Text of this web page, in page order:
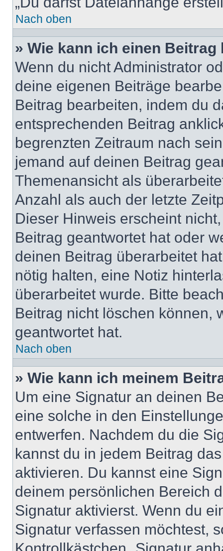
Nach oben
» Wie kann ich einen
Wenn du nicht Administrator
deine eigenen Beiträge
Beitrag bearbeiten, indem du
entsprechenden Beitrag
begrenzten Zeitraum nach
jemand auf deinen Beitrag
Themenansicht als
Anzahl als auch der letzte
Dieser Hinweis erscheint
Beitrag geantwortet hat oder
deinen Beitrag überarbeitet
nötig halten, eine Notiz
überarbeitet wurde. Bitte
Beitrag nicht löschen können,
geantwortet hat.
Nach oben
» Wie kann ich meinem
Um eine Signatur an deinen
eine solche in den
entwerfen. Nachdem du die
kannst du in jedem Beitrag
aktivieren. Du kannst eine
deinem persönlichen Bereich
Signatur aktivierst. Wenn du
Signatur verfassen möchtest,